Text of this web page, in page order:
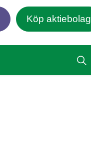
Köp aktiebolag